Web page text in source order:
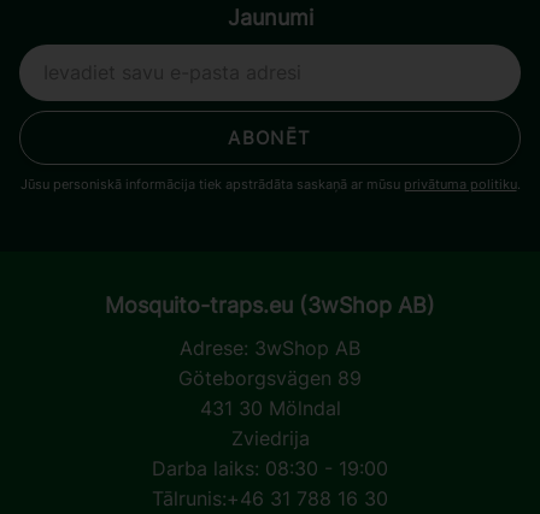
Jaunumi
ABONĒT
Jūsu personiskā informācija tiek apstrādāta saskaņā ar mūsu privātuma politiku.
Mosquito-traps.eu (3wShop AB)
Adrese: 3wShop AB
Göteborgsvägen 89
431 30 Mölndal
Zviedrija
Darba laiks: 08:30 - 19:00
Tālrunis:+46 31 788 16 30